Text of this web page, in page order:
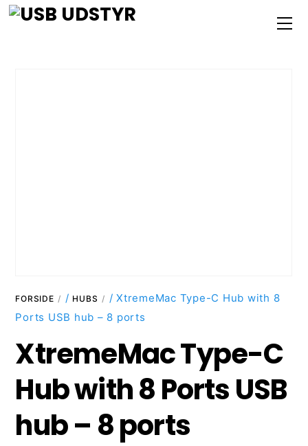
Skip
FORSIDE / HUBS
/ XtremeMac Type-C Hub with 8
Ports USB hub – 8 ports
XtremeMac Type-C
Hub with 8 Ports USB
hub – 8 ports